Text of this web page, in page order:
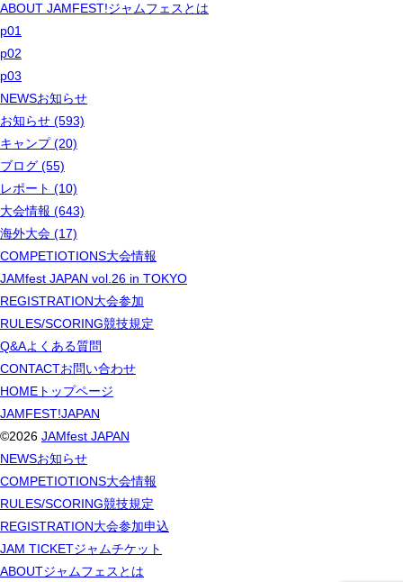
ABOUT JAMFEST!ジャムフェスとは
p01
p02
p03
NEWSお知らせ
お知らせ (593)
キャンプ (20)
ブログ (55)
レポート (10)
大会情報 (643)
海外大会 (17)
COMPETIOTIONS大会情報
JAMfest JAPAN vol.26 in TOKYO
REGISTRATION大会参加
RULES/SCORING競技規定
Q&Aよくある質問
CONTACTお問い合わせ
HOME トップページ
JAMFEST!JAPAN
©2026 JAMfest JAPAN
NEWSお知らせ
COMPETIOTIONS大会情報
RULES/SCORING競技規定
REGISTRATION大会参加申込
JAM TICKETジャムチケット
ABOUTジャムフェスとは